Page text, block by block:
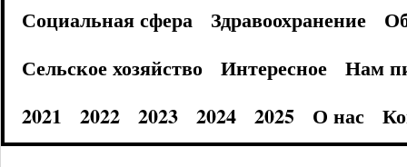
Социальная сфера
Здравоохранение
Сельское хозяйство
Интересное
Нам
2021
2022 2023 2024 2025 О нас